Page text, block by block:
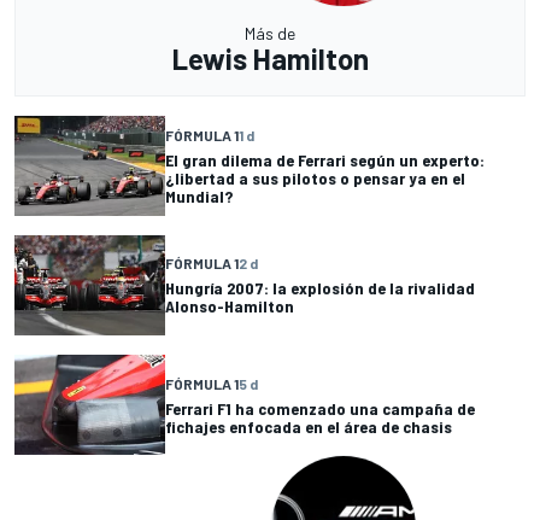
Más de
Lewis Hamilton
FÓRMULA 11 d
El gran dilema de Ferrari según un experto:
¿libertad a sus pilotos o pensar ya en el
Mundial?
FÓRMULA 12 d
Hungría 2007: la explosión de la rivalidad
Alonso-Hamilton
FÓRMULA 15 d
Ferrari F1 ha comenzado una campaña de
fichajes enfocada en el área de chasis